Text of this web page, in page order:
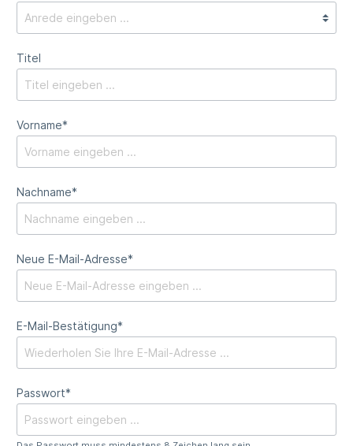
Titel
Vorname*
Nachname*
Neue E-Mail-Adresse*
E-Mail-Bestätigung*
Passwort*